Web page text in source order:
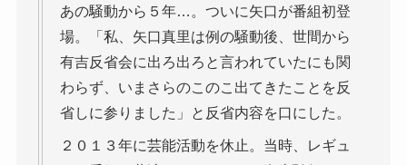
あの騒動から５年…。ついに矢口が番組初登
場。「私、矢口真里は例の騒動後、世間から
有吉反省会に出ろ出ろと言われていたにも関
わらず、いまさらのこのこ出てきたことを反
省しに参りました」と反省内容を口にした。
２０１３年に芸能活動を休止。当時、レギュ